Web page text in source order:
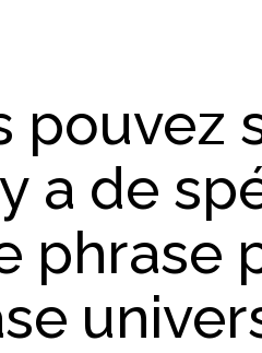
pouvez
y a de
phrase